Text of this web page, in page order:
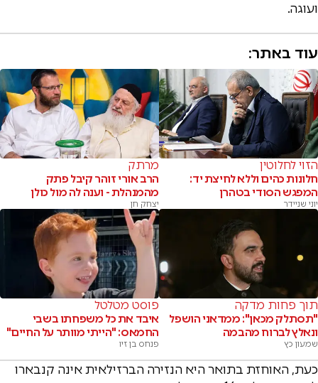
ועוגה.
עוד באתר:
הזוי לחלוטין
חלונות כהים וללא לחיצת יד:
המפגש הסודי בטהרן
יוני שניידר
מרתק
הרב אורי זוהר קיבל פתק
מהמנהלת - וענה לה מול כולן
יצחק חן
תוך פחות מדקה
"תסתלק מכאן": ממדאני הושפל
ונאלץ לברוח מהבמה
שמעון כץ
פוסט מטלטל
איבד את כל משפחתו בשבי
החמאס: "הייתי מוותר על החיים"
פנחס בן זיו
כעת, האוחזת בתואר היא הנזירה הברזילאית אינה קנבארו